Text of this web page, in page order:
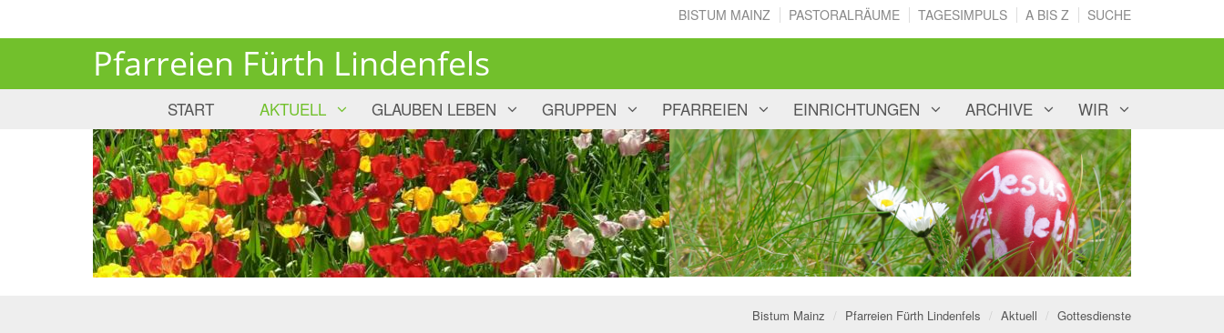
BISTUM MAINZ PASTORALRÄUME TAGESIMPULS A BIS Z SUCHE
Pfarreien Fürth Lindenfels
START AKTUELL GLAUBEN LEBEN GRUPPEN PFARREIEN EINRICHTUNGEN ARCHIVE WIR
Bistum Mainz Pfarreien Fürth Lindenfels Aktuell Gottesdienste